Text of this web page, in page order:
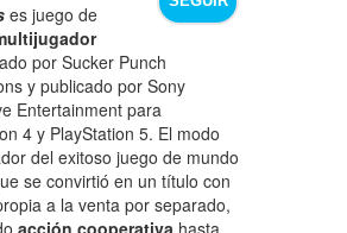
es juego de
por Sucker Punch
y publicado por Sony
Entertainment para
4 y PlayStation 5. El modo
del exitoso juego de mundo
se convirtió en un título con
a la venta por separado,
acción cooperativa hasta